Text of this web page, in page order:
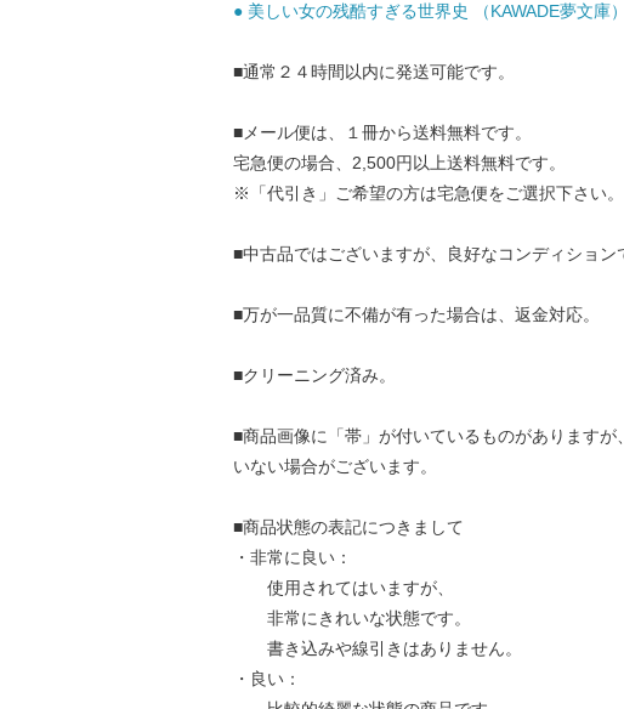
● 美しい女の残酷すぎる世界史 （KAWADE夢文庫
■通常２４時間以内に発送可能です。
■メール便は、１冊から送料無料です。
宅急便の場合、2,500円以上送料無料です。
※「代引き」ご希望の方は宅急便をご選択下さい。
■中古品ではございますが、良好なコンディション
■万が一品質に不備が有った場合は、返金対応。
■クリーニング済み。
■商品画像に「帯」が付いているものがあります
いない場合がございます。
■商品状態の表記につきまして
・非常に良い：
使用されてはいますが、
非常にきれいな状態です。
書き込みや線引きはありません。
・良い：